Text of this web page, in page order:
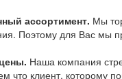
ассортимент. Мы
Поэтому для Вас мы
Наша компания
что клиент, которому